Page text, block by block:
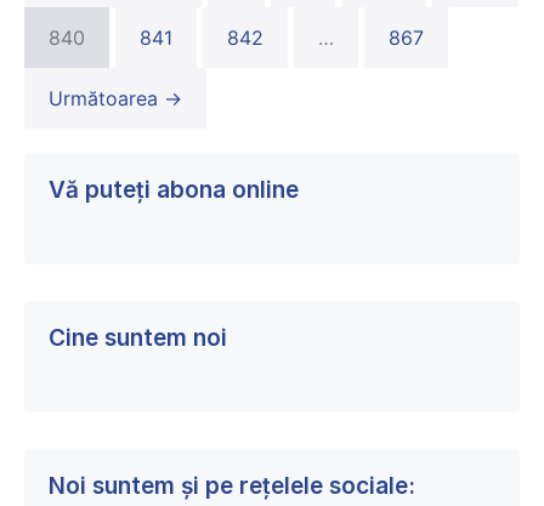
840 841 842 … 867
Următoarea →
Vă puteți abona online
Cine suntem noi
Noi suntem și pe rețelele sociale: